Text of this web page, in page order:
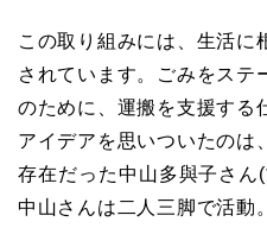
この取り組みには、生活に
されています。ごみをステ
のために、運搬を支援する
アイデアを思いついたのは
存在だった中山多與子さん
中山さんは二人三脚で活動